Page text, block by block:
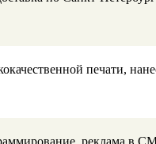
печати,
реклама в